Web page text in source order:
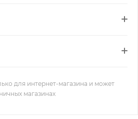
для интернет-магазина и может
магазинах